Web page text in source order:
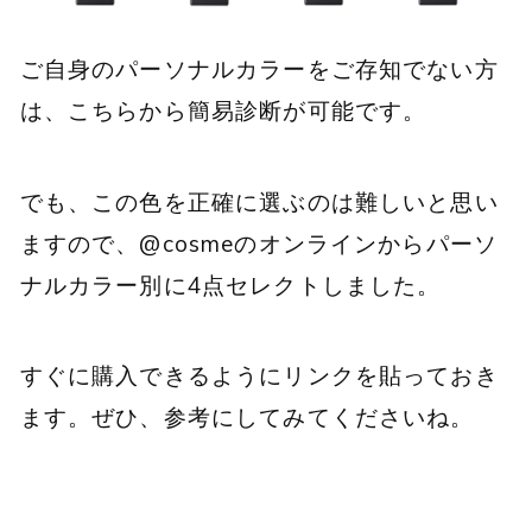
ご自身のパーソナルカラーをご存知でない方
は、こちらから簡易診断が可能です。
でも、この色を正確に選ぶのは難しいと思い
ますので、@cosmeのオンラインからパーソ
ナルカラー別に4点セレクトしました。
すぐに購入できるようにリンクを貼っておき
ます。ぜひ、参考にしてみてくださいね。